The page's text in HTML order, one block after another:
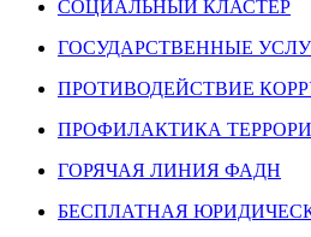
СОЦИАЛЬНЫЙ КЛАСТЕР
ГОСУДАРСТВЕННЫЕ
ПРОТИВОДЕЙСТВИЕ
ПРОФИЛАКТИКА
ГОРЯЧАЯ ЛИНИЯ ФАДН
БЕСПЛАТНАЯ